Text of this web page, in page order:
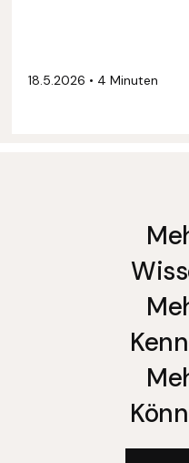
18.5.2026 • 4 Minuten